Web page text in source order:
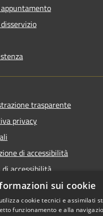
trasparente
privacy
di accessibilità
accessibilità
sui cookie
cookie tecnici e assimilati
funzionamento e alla